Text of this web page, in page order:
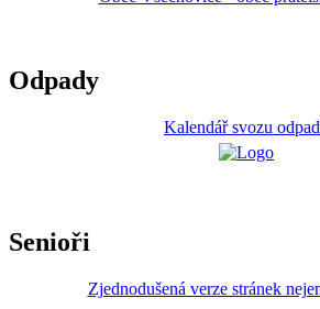
Odpady
Kalendář svozu
Senioři
Zjednodušená verze stránek